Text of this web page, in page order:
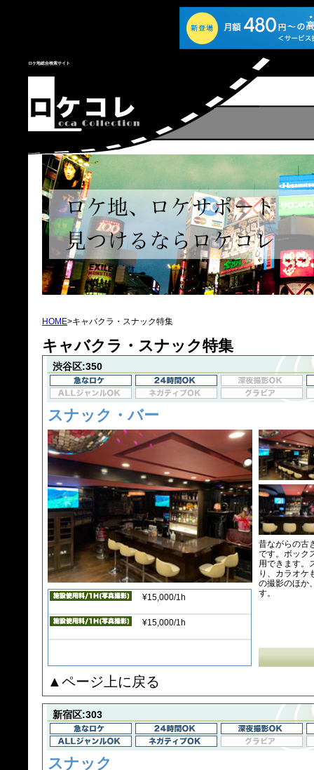
ロケ地総合検索サイト
HOME>キャバクラ・スナック特集
キャバクラ・スナック特集
渋谷区:350
スナック・バー
¥15,000/1h
¥15,000/1h
昔ながらの古
です。ボック
用できます。
り、カラオケ
の撮影のほか
す。
▲ページ上に戻る
新宿区:303
スナック